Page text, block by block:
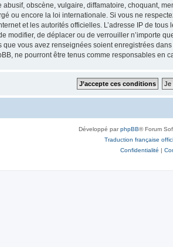
obscène, vulgaire, diffamatoire, choquant,
ou encore la loi internationale. Si vous ne
et les autorités officielles. L’adresse IP de
modifier, de déplacer ou de verrouiller n’importe
que vous avez renseignées soient enregistrées
ne pourront être tenus comme responsables en
Développé parphpBB® Forum
Traduction française
Confidentialité |